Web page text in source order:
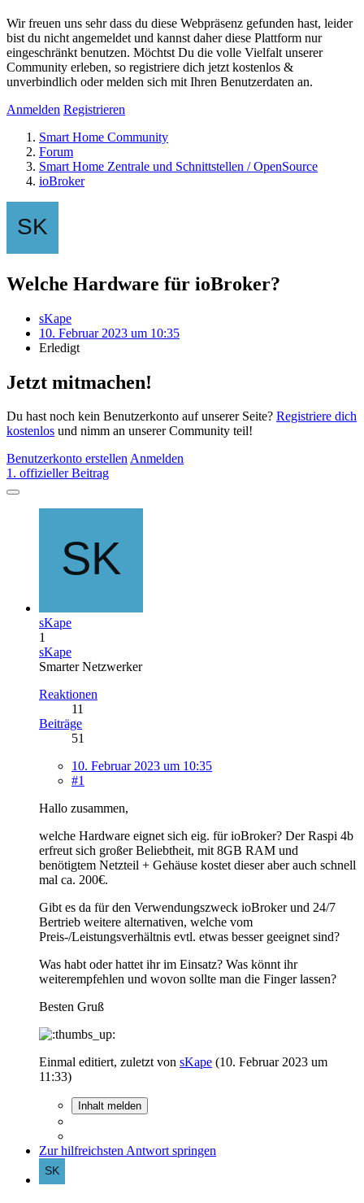
Wir freuen uns sehr dass du diese Webpräsenz gefunden hast, leider
bist du nicht angemeldet und kannst daher diese Plattform nur
eingeschränkt benutzen. Möchtst Du die volle Vielfalt unserer
Community erleben, so registriere dich jetzt kostenlos &
unverbindlich oder melden sich mit Ihren Benutzerdaten an.
Anmelden Registrieren
Smart Home Community
Forum
Smart Home Zentrale und Schnittstellen / OpenSource
ioBroker
Welche Hardware für ioBroker?
sKape
10. Februar 2023 um 10:35
Erledigt
Jetzt mitmachen!
Du hast noch kein Benutzerkonto auf unserer Seite? Registriere dich
kostenlos und nimm an unserer Community teil!
Benutzerkonto erstellenAnmelden
1. offizieller Beitrag
sKape
1
sKape
Smarter Netzwerker
Reaktionen
11
Beiträge
51
10. Februar 2023 um 10:35
#1
Hallo zusammen,
welche Hardware eignet sich eig. für ioBroker? Der Raspi 4b
erfreut sich großer Beliebtheit, mit 8GB RAM und
benötigtem Netzteil + Gehäuse kostet dieser aber auch schnell
mal ca. 200€.
Gibt es da für den Verwendungszweck ioBroker und 24/7
Bertrieb weitere alternativen, welche vom
Preis-/Leistungsverhältnis evtl. etwas besser geeignet sind?
Was habt oder hattet ihr im Einsatz? Was könnt ihr
weiterempfehlen und wovon sollte man die Finger lassen?
Besten Gruß
Einmal editiert, zuletzt von sKape (10. Februar 2023 um
11:33)
Inhalt melden
Zur hilfreichsten Antwort springen